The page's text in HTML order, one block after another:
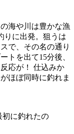
海や川は豊かな漁
りに出発。狙うは
で、その名の通り
トを出て15分後、
応が！ 仕込みか
ほぼ同時に釣れま
初に釣れたの